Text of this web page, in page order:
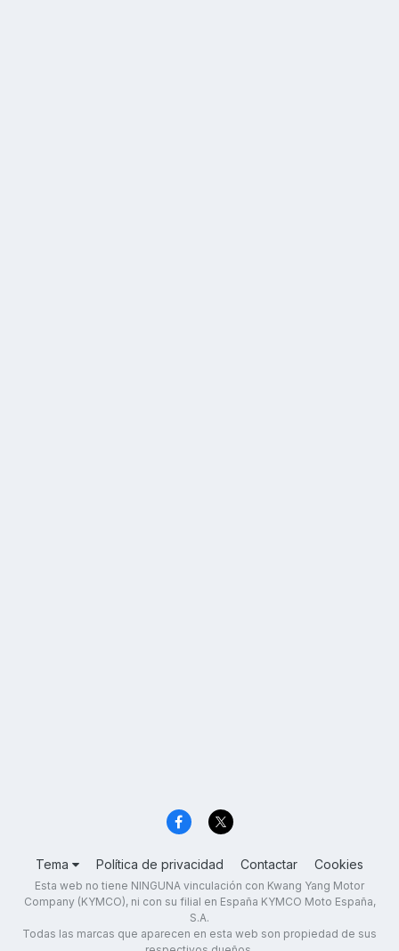
Tema Política de privacidad Contactar Cookies
Esta web no tiene NINGUNA vinculación con Kwang Yang Motor
Company (KYMCO), ni con su filial en España KYMCO Moto España,
S.A.
Todas las marcas que aparecen en esta web son propiedad de sus